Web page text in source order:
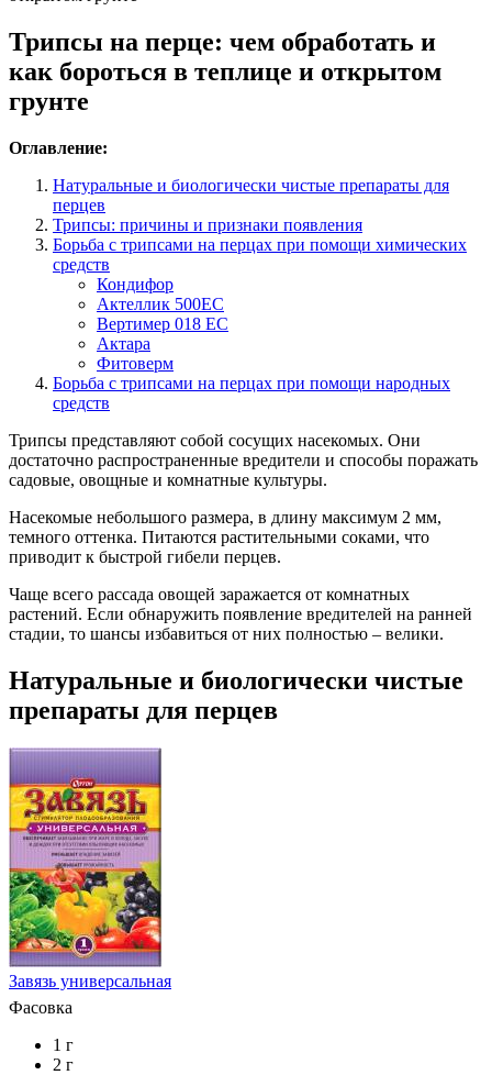
Трипсы на перце: чем обработать и
как бороться в теплице и открытом
грунте
Оглавление:
Натуральные и биологически чистые препараты для
перцев
Трипсы: причины и признаки появления
Борьба с трипсами на перцах при помощи химических
средств
Кондифор
Актеллик 500ЕС
Вертимер 018 ЕС
Актара
Фитоверм
Борьба с трипсами на перцах при помощи народных
средств
Трипсы представляют собой сосущих насекомых. Они
достаточно распространенные вредители и способы поражать
садовые, овощные и комнатные культуры.
Насекомые небольшого размера, в длину максимум 2 мм,
темного оттенка. Питаются растительными соками, что
приводит к быстрой гибели перцев.
Чаще всего рассада овощей заражается от комнатных
растений. Если обнаружить появление вредителей на ранней
стадии, то шансы избавиться от них полностью – велики.
Натуральные и биологически чистые
препараты для перцев
Завязь универсальная
Фасовка
1 г
2 г